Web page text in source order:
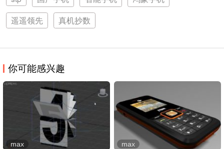
遥遥领先
真机抄数
你可能感兴趣
max max